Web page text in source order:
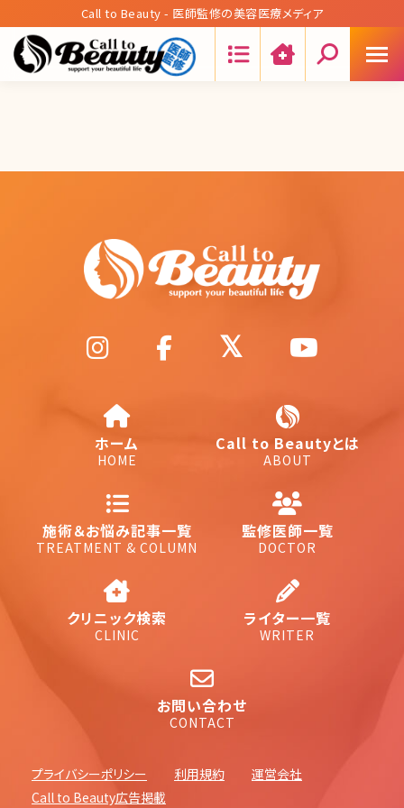
Call to Beauty - 医師監修の美容医療メディア
ホーム
HOME
Call to Beautyとは
ABOUT
施術＆お悩み記事一覧
TREATMENT & COLUMN
監修医師一覧
DOCTOR
クリニック検索
CLINIC
ライター一覧
WRITER
お問い合わせ
CONTACT
プライバシーポリシー 利用規約
運営会社
Call to Beauty広告掲載